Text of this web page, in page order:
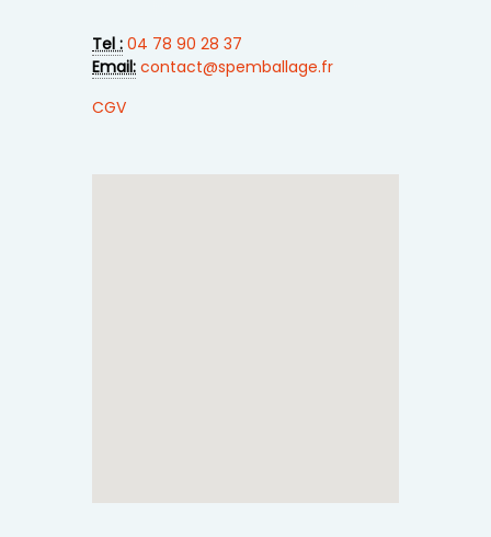
Tel : 04 78 90 28 37
Email: contact@spemballage.fr
CGV